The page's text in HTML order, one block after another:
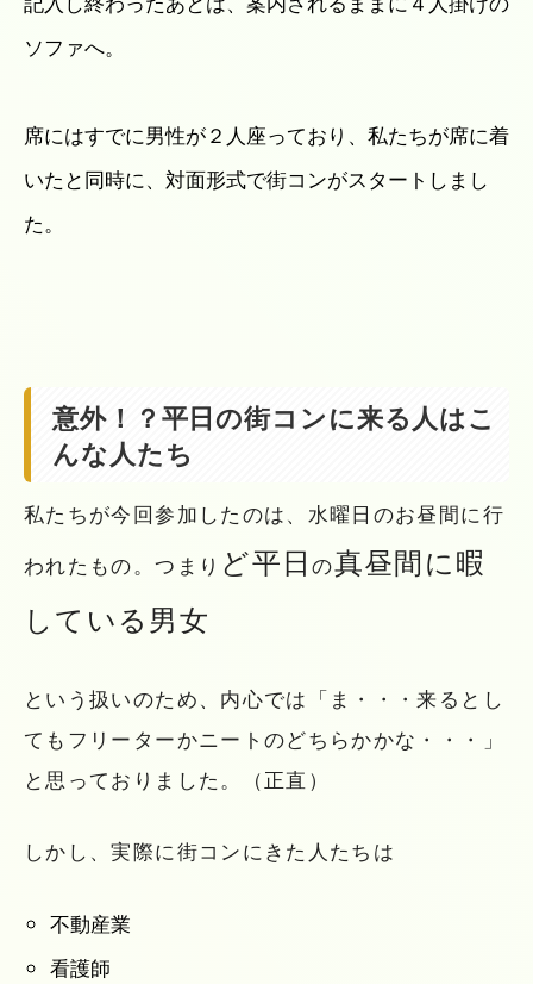
ソファへ。
席にはすでに男性が２人座っており、私たちが席に着
いたと同時に、対面形式で街コンがスタートしまし
た。
意外！？平日の街コンに来る人はこ
んな人たち
私たちが今回参加したのは、水曜日のお昼間に行
われたもの。つまり ど平日の真昼間に暇
している男女
という扱いのため、内心では「ま・・・来るとし
てもフリーターかニートのどちらかかな・・・」
と思っておりました。（正直）
しかし、実際に街コンにきた人たちは
不動産業
看護師